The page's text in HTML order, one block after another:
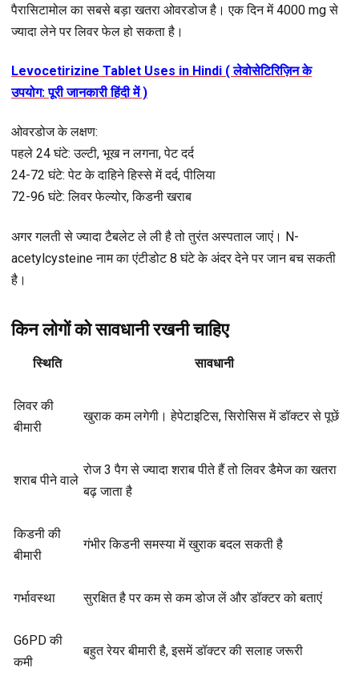
पैरासिटामोल का सबसे बड़ा खतरा ओवरडोज है। एक दिन में 4000 mg से
ज्यादा लेने पर लिवर फेल हो सकता है।
Levocetirizine Tablet Uses in Hindi ( लेवोसेटिरिज़िन के
उपयोग: पूरी जानकारी हिंदी में )
ओवरडोज के लक्षण:
पहले 24 घंटे: उल्टी, भूख न लगना, पेट दर्द
24-72 घंटे: पेट के दाहिने हिस्से में दर्द, पीलिया
72-96 घंटे: लिवर फेल्योर, किडनी खराब
अगर गलती से ज्यादा टैबलेट ले ली है तो तुरंत अस्पताल जाएं। N-
acetylcysteine नाम का एंटीडोट 8 घंटे के अंदर देने पर जान बच सकती
है।
किन लोगों को सावधानी रखनी चाहिए
स्थिति सावधानी
लिवर की
बीमारी
खुराक कम लगेगी। हेपेटाइटिस, सिरोसिस में डॉक्टर से पूछें
शराब पीने वाले
रोज 3 पैग से ज्यादा शराब पीते हैं तो लिवर डैमेज का खतरा
बढ़ जाता है
किडनी की
बीमारी
गंभीर किडनी समस्या में खुराक बदल सकती है
गर्भावस्था सुरक्षित है पर कम से कम डोज लें और डॉक्टर को बताएं
G6PD की
कमी
बहुत रेयर बीमारी है, इसमें डॉक्टर की सलाह जरूरी